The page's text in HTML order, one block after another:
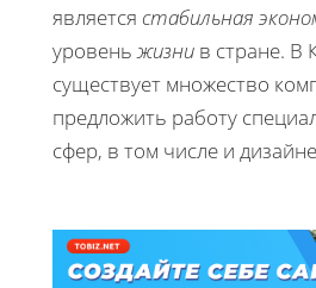
является стабильная
уровеньжизни в стране. В
существует множество
предложить работу
сфер, в том числе и